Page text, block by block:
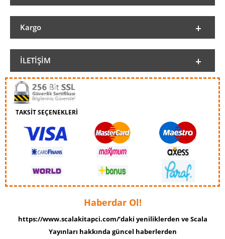
Kargo
İLETIŞIM
TAKSİT SEÇENEKLERİ
Haberdar Ol!
https://www.scalakitapci.com/’daki yeniliklerden ve Scala
Yayınları hakkında güncel haberlerden